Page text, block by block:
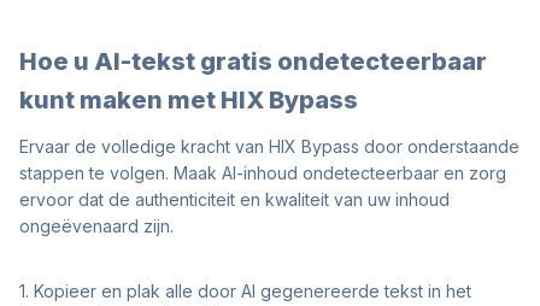
Hoe u AI-tekst gratis ondetecteerbaar
kunt maken met HIX Bypass
Ervaar de volledige kracht van HIX Bypass door onderstaande
stappen te volgen. Maak AI-inhoud ondetecteerbaar en zorg
ervoor dat de authenticiteit en kwaliteit van uw inhoud
ongeëvenaard zijn.
1. Kopieer en plak alle door AI gegenereerde tekst in het